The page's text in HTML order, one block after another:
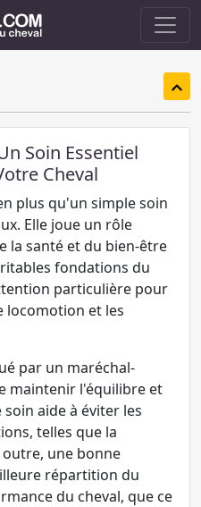
Soin Essentiel
Cheval
plus qu'un simple soin
Elle joue un rôle
la santé et du bien-être
fondations du
particulière pour
locomotion et les
par un maréchal-
maintenir l'équilibre et
aide à éviter les
telles que la
une bonne
répartition du
du cheval, que ce